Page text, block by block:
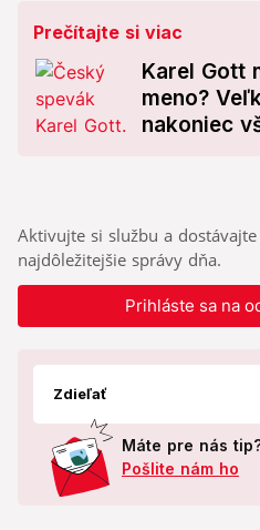
Prečítajte si viac
Karel Gott
meno?
nakoniec
Aktivujte si službu a
najdôležitejšie správy dňa.
Prihláste sa na
Zdieľať
Máte pre nás
Pošlite nám ho